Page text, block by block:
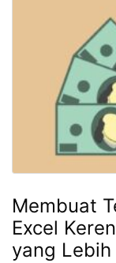
Membuat
Excel
yang